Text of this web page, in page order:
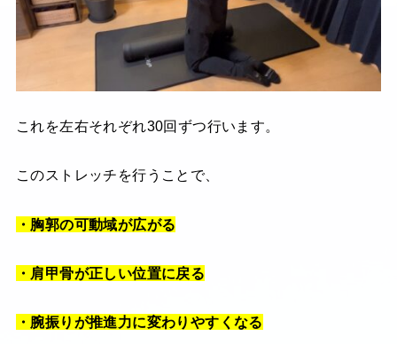
これを左右それぞれ30回ずつ行います。
このストレッチを行うことで、
・胸郭の可動域が広がる
・肩甲骨が正しい位置に戻る
・腕振りが推進力に変わりやすくなる